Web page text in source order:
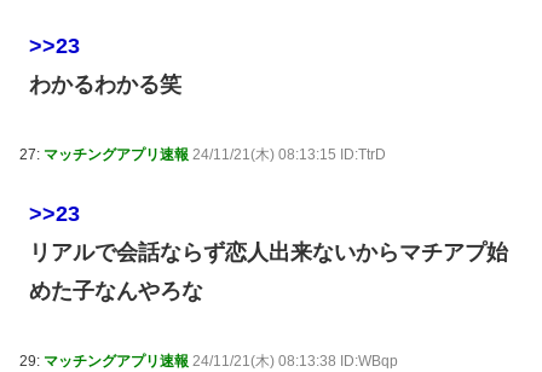
>>23
わかるわかる笑
27: マッチングアプリ速報 24/11/21(木) 08:13:15 ID:TtrD
>>23
リアルで会話ならず恋人出来ないからマチアプ始
めた子なんやろな
29: マッチングアプリ速報 24/11/21(木) 08:13:38 ID:WBqp